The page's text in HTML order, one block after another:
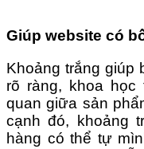
Giúp website có
Khoảng trắng giúp
rõ ràng, khoa học
quan giữa sản
cạnh đó, khoảng
hàng có thể tự